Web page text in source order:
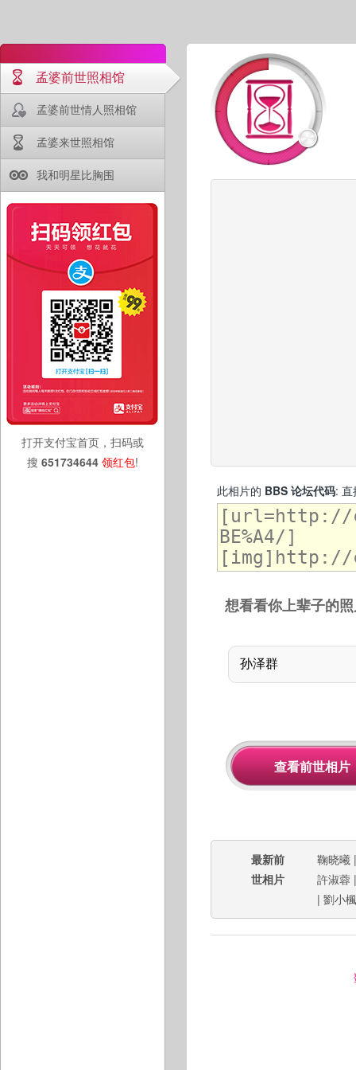
孟婆前世照相馆
孟婆前世情人照相馆
孟婆来世照相馆
我和明星比胸围
打开支付宝首页，扫码或
搜 651734644 领红包!
此相片的 BBS 论坛代码: 直
想看看你上辈子的
最新前
世相片
鞠晓曦
許淑蓉
| 劉小楓